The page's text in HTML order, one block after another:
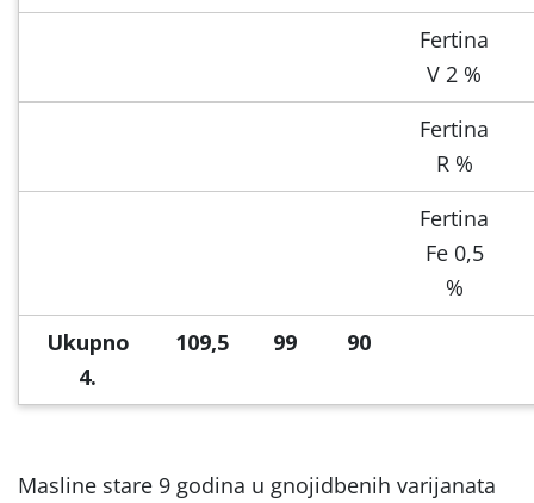
Fertina
V 2 %
Fertina
R %
Fertina
Fe 0,5
%
Ukupno
4.
109,5 99 90
Masline stare 9 godina u gnojidbenih varijanata